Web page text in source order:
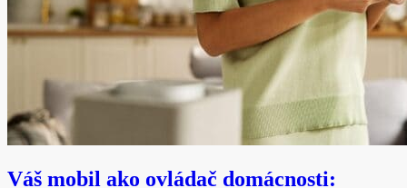
Váš mobil ako ovládač domácnosti: